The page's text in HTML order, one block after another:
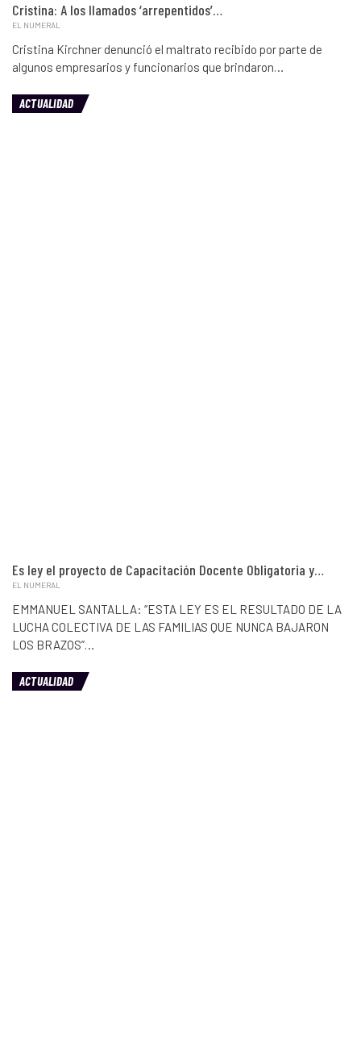
Cristina: A los llamados ‘arrepentidos’…
EL NUMERAL
Cristina Kirchner denunció el maltrato recibido por parte de
algunos empresarios y funcionarios que brindaron…
ACTUALIDAD
Es ley el proyecto de Capacitación Docente Obligatoria y…
EL NUMERAL
EMMANUEL SANTALLA: “ESTA LEY ES EL RESULTADO DE LA
LUCHA COLECTIVA DE LAS FAMILIAS QUE NUNCA BAJARON
LOS BRAZOS”…
ACTUALIDAD